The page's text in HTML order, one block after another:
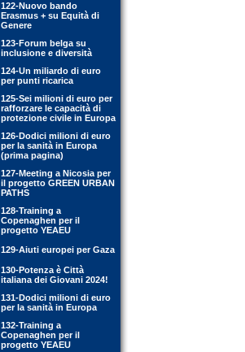
122-Nuovo bando
Erasmus + su Equità di
Genere
123-Forum belga su
inclusione e diversità
124-Un miliardo di euro
per punti ricarica
125-Sei milioni di euro per
rafforzare le capacità di
protezione civile in Europa
126-Dodici milioni di euro
per la sanità in Europa
(prima pagina)
127-Meeting a Nicosia per
il progetto GREEN URBAN
PATHS
128-Training a
Copenaghen per il
progetto YEAEU
129-Aiuti europei per Gaza
130-Potenza è Città
italiana dei Giovani 2024!
131-Dodici milioni di euro
per la sanità in Europa
132-Training a
Copenaghen per il
progetto YEAEU